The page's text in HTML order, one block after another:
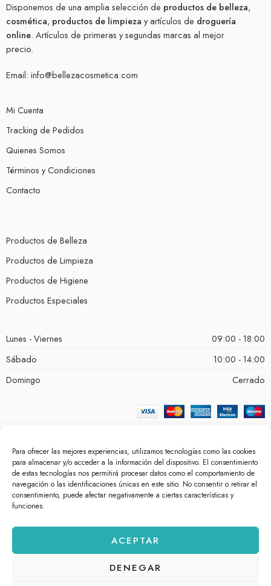
Para ofrecer las mejores experiencias, utilizamos tecnologías como las cookies
para almacenar y/o acceder a la información del dispositivo. El consentimiento
de estas tecnologías nos permitirá procesar datos como el comportamiento de
navegación o las identificaciones únicas en este sitio. No consentir o retirar el
consentimiento, puede afectar negativamente a ciertas características y
funciones.
ACEPTAR
DENEGAR
Disponemos de una amplia selección de productos de belleza,
cosmética, productos de limpieza y artículos de droguería
online. Artículos de primeras y segundas marcas al mejor
precio.
Email: info@bellezacosmetica.com
Mi Cuenta
Tracking de Pedidos
Quienes Somos
Términos y Condiciones
Contacto
Productos de Belleza
Productos de Limpieza
Productos de Higiene
Productos Especiales
Lunes - Viernes
09:00 - 18:00
Sábado
10:00 - 14:00
Domingo
Cerrado
© bellezacosmetica.com 2026 – Todos los derechos reservados.
Política de Cookies